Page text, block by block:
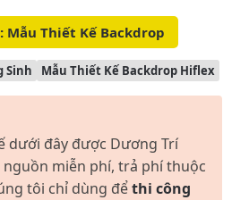
Mẫu Thiết Kế Backdrop
Sinh Mẫu Thiết Kế Backdrop Hiflex
dưới đây được Dương Trí
miễn phí, trả phí thuộc
tôi chỉ dùng đểthi công